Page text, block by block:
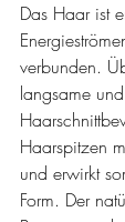
Das Haar ist
verbunden.
langsame
Haarspitzen
und erwirkt
Form. Der